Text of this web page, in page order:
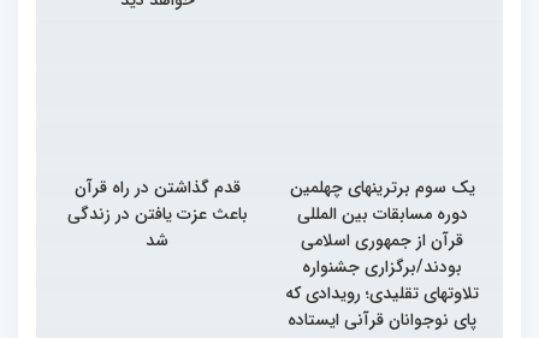
یک سوم برترینهای چهلمین
دوره مسابقات بین المللی
قرآن از جمهوری اسلامی
بودند/برگزاری جشنواره
تلاوتهای تقلیدی؛ رویدادی که
پای نوجوانان قرآنی ایستاده
قدم گذاشتن در راه قرآن
باعث عزت یافتن در زندگی
شد